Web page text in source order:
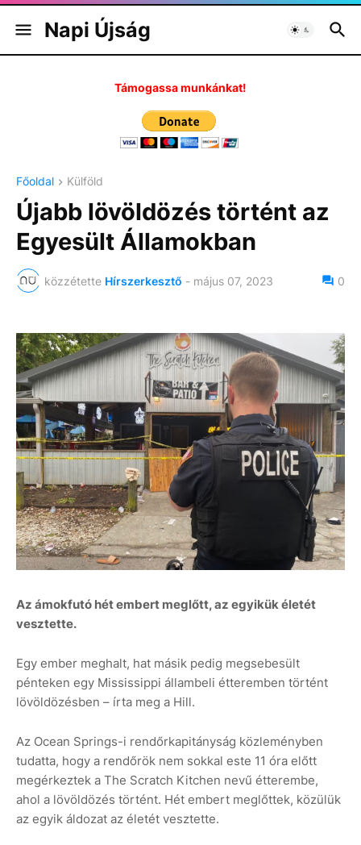
Napi Újság
Támogassa munkánkat!
Főoldal Külföld
Újabb lövöldözés történt az
Egyesült Államokban
közzétette Hírszerkesztő - május 07, 2023 0
Az ámokfutó hét embert meglőtt, az egyikük életét
vesztette.
Egy ember meghalt, hat másik pedig megsebesült
pénteken egy Mississippi állambeli étteremben történt
lövöldözésben – írta meg a Hill.
Az Ocean Springs-i rendőrkapitányság közleményben
tudatta, hogy a rendőrök nem sokkal este 11 óra előtt
megérkeztek a The Scratch Kitchen nevű étterembe,
ahol a lövöldözés történt. Hét embert meglőttek, közülük
az egyik áldozat az életét vesztette.